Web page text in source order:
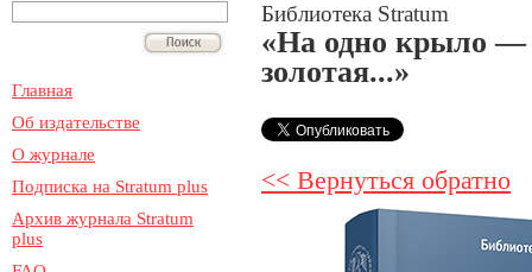
Главная
Об издательстве
О журнале
Подписка на Stratum plus
Архив журнала Stratum
plus
Библиотека Stratum
«На одно крыло —
золотая...»
<< Вернуться обратно